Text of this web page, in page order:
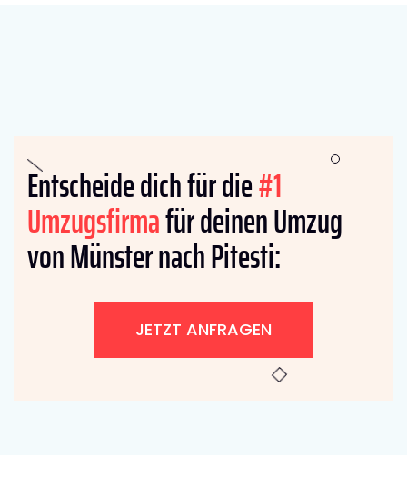
Entscheide dich für die#1
Umzugsfirmafür deinen Umzug
von Münster nach Pitesti:
JETZT ANFRAGEN